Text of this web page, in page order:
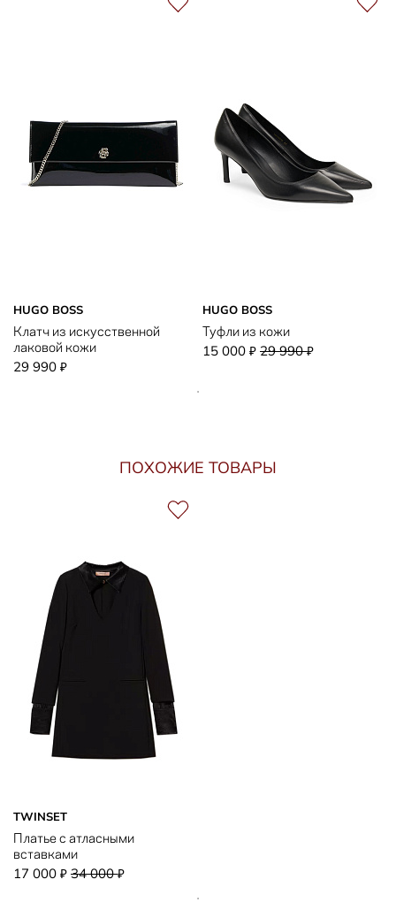
HUGO BOSS
Клатч из искусственной
лаковой кожи
29 990 ₽
HUGO BOSS
Туфли из кожи
15 000 ₽ 29 990₽
ПОХОЖИЕ ТОВАРЫ
TWINSET
Платье с атласными
вставками
17 000 ₽ 34 000₽